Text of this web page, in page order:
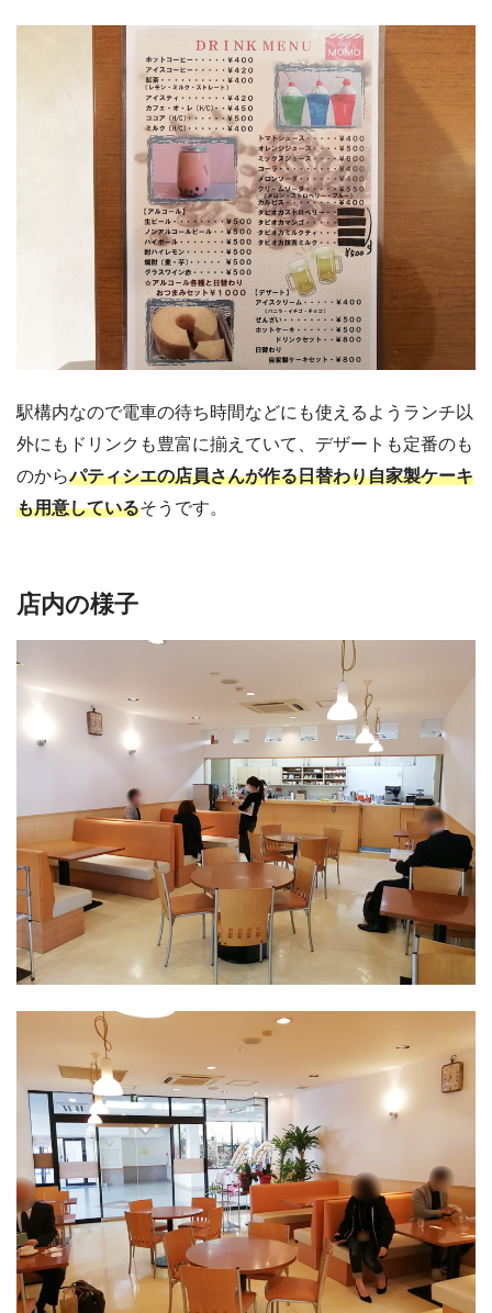
駅構内なので電車の待ち時間などにも使えるようランチ以
外にもドリンクも豊富に揃えていて、デザートも定番のも
のからパティシエの店員さんが作る日替わり自家製ケーキ
も用意しているそうです。
店内の様子